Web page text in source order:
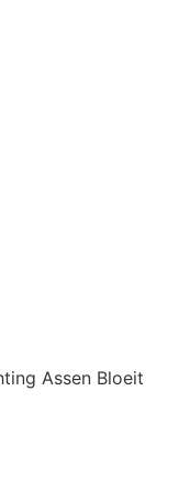
Assen Bloeit